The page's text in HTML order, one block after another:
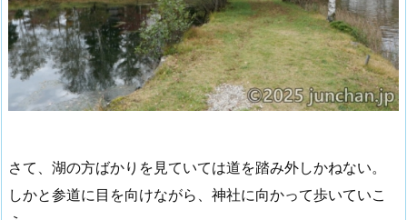
さて、湖の方ばかりを見ていては道を踏み外しかねない。
しかと参道に目を向けながら、神社に向かって歩いていこ